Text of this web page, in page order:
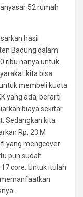
52 rumah
hasil
Badung dalam
ribu hanya untuk
kita bisa
membeli kuota
yang ada, berarti
biaya sekitar
Sedangkan kita
Rp. 23 M
yang mengcover
pun sudah
core. Untuk itulah